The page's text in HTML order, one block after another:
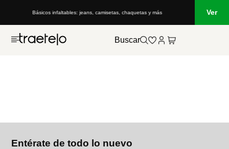
Básicos infaltables: jeans, camisetas, chaquetas y más Ver
Buscar
Entérate de todo lo nuevo